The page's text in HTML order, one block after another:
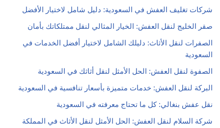
شركات تغليف العفش في السعودية: دليل شامل لاختيار الأفضل
صقر الخليج لنقل العفش: الخيار المثالي لنقل ممتلكاتك بأمان
الصفرات لنقل الأثاث: دليلك الشامل لاختيار أفضل الخدمات في
السعودية
الصفوة لنقل العفش: الحل الأمثل لنقل أثاثك في السعودية
البركة لنقل العفش: خدمات متميزة بأسعار تنافسية في السعودية
نقل عفش بنغالي: كل ما تحتاج معرفته في السعودية
شركة السلام لنقل العفش: الحل الأمثل لنقل الأثاث في المملكة